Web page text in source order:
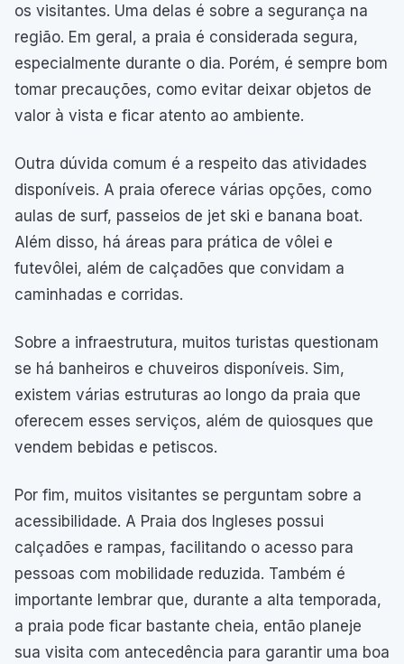
os visitantes. Uma delas é sobre a segurança na
região. Em geral, a praia é considerada segura,
especialmente durante o dia. Porém, é sempre bom
tomar precauções, como evitar deixar objetos de
valor à vista e ficar atento ao ambiente.
Outra dúvida comum é a respeito das atividades
disponíveis. A praia oferece várias opções, como
aulas de surf, passeios de jet ski e banana boat.
Além disso, há áreas para prática de vôlei e
futevôlei, além de calçadões que convidam a
caminhadas e corridas.
Sobre a infraestrutura, muitos turistas questionam
se há banheiros e chuveiros disponíveis. Sim,
existem várias estruturas ao longo da praia que
oferecem esses serviços, além de quiosques que
vendem bebidas e petiscos.
Por fim, muitos visitantes se perguntam sobre a
acessibilidade. A Praia dos Ingleses possui
calçadões e rampas, facilitando o acesso para
pessoas com mobilidade reduzida. Também é
importante lembrar que, durante a alta temporada,
a praia pode ficar bastante cheia, então planeje
sua visita com antecedência para garantir uma boa